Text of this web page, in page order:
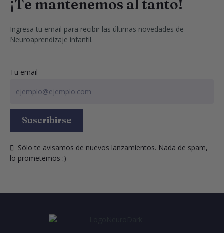
¡Te mantenemos al tanto!
Ingresa tu email para recibir las últimas novedades de
Neuroaprendizaje infantil.
Tu email
Suscribirse
  Sólo te avisamos de nuevos lanzamientos. Nada de spam,
lo prometemos :)